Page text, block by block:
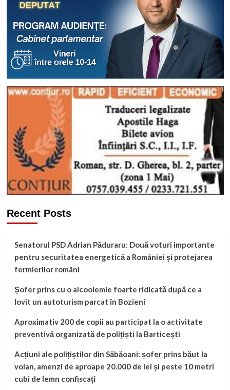
Recent Posts
Senatorul PSD Adrian Păduraru: Două voturi importante
pentru securitatea energetică a României și protejarea
fermierilor români
Șofer prins cu o alcoolemie foarte ridicată după ce a
lovit un autoturism parcat în Bozieni
Aproximativ 200 de copii au participat la o activitate
preventivă organizată de polițiști la Barticești
Acțiuni ale polițiștilor din Săbăoani: șofer prins băut la
volan, amenzi de aproape 20.000 de lei și peste 10 metri
cubi de lemn confiscați